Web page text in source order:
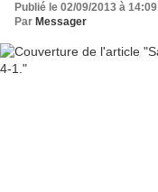
Publié le 02/09/2013 à 14:09
Par Messager